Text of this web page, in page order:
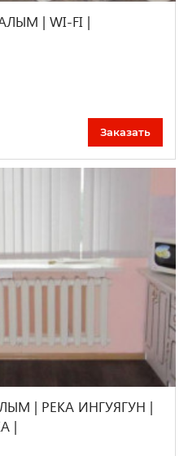
| WI-FI |
Заказать
| РЕКА ИНГУЯГУН |
|